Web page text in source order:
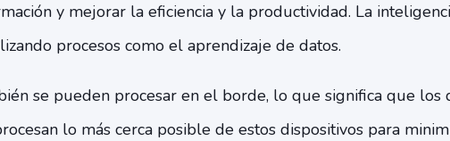
y mejorar la eficiencia y la productividad. La
procesos como el aprendizaje de datos.
se pueden procesar en el borde, lo que significa que los
lo más cerca posible de estos dispositivos para